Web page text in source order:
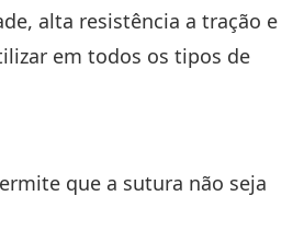
alta resistência a tração e
em todos os tipos de
que a sutura não seja